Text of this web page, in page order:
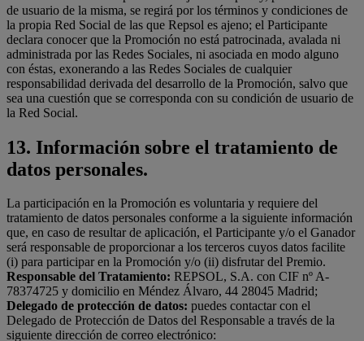
de usuario de la misma, se regirá por los términos y condiciones de
la propia Red Social de las que Repsol es ajeno; el Participante
declara conocer que la Promoción no está patrocinada, avalada ni
administrada por las Redes Sociales, ni asociada en modo alguno
con éstas, exonerando a las Redes Sociales de cualquier
responsabilidad derivada del desarrollo de la Promoción, salvo que
sea una cuestión que se corresponda con su condición de usuario de
la Red Social.
13. Información sobre el tratamiento de
datos personales.
La participación en la Promoción es voluntaria y requiere del
tratamiento de datos personales conforme a la siguiente información
que, en caso de resultar de aplicación, el Participante y/o el Ganador
será responsable de proporcionar a los terceros cuyos datos facilite
(i) para participar en la Promoción y/o (ii) disfrutar del Premio.
Responsable del Tratamiento: REPSOL, S.A. con CIF nº A-
78374725 y domicilio en Méndez Álvaro, 44 28045 Madrid;
Delegado de protección de datos: puedes contactar con el
Delegado de Protección de Datos del Responsable a través de la
siguiente dirección de correo electrónico: